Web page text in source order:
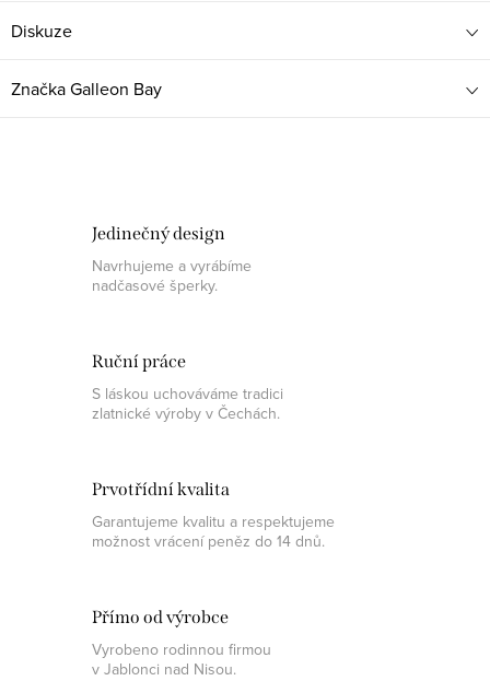
Diskuze
ZnačkaGalleon Bay
Jedinečný design
Navrhujeme a vyrábíme
nadčasové šperky.
Ruční práce
S láskou uchováváme tradici
zlatnické výroby v Čechách.
Prvotřídní kvalita
Garantujeme kvalitu a respektujeme
možnost vrácení peněz do 14 dnů.
Přímo od výrobce
Vyrobeno rodinnou firmou
v Jablonci nad Nisou.